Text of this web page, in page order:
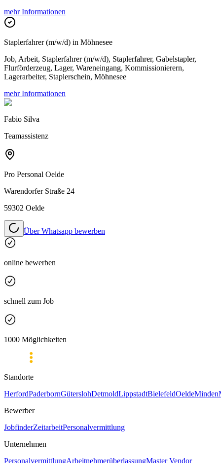
mehr Informationen
Staplerfahrer (m/w/d) in Möhnesee
Job, Arbeit, Staplerfahrer (m/w/d), Staplerfahrer, Gabelstapler,
Flurförderzeug, Lager, Wareneingang, Kommissionierern,
Lagerarbeiter, Staplerschein, Möhnesee
mehr Informationen
Fabio Silva
Teamassistenz
Pro Personal Oelde
Warendorfer Straße 24
59302 Oelde
Über Whatsapp bewerben
online bewerben
schnell zum Job
1000 Möglichkeiten
Standorte
HerfordPaderbornGüterslohDetmoldLippstadtBielefeldOeldeMinden
Bewerber
JobfinderZeitarbeitPersonalvermittlung
Unternehmen
PersonalvermittlungArbeitnehmerüberlassungMaster Vendor